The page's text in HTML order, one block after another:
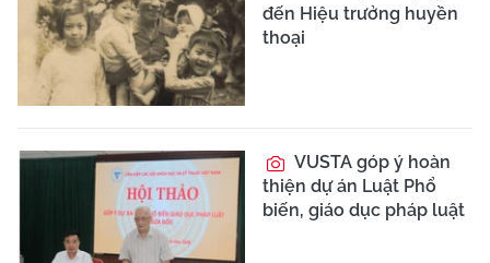
đến Hiệu trưởng huyền
thoại
VUSTA góp ý hoàn
thiện dự án Luật Phổ
biến, giáo dục pháp luật